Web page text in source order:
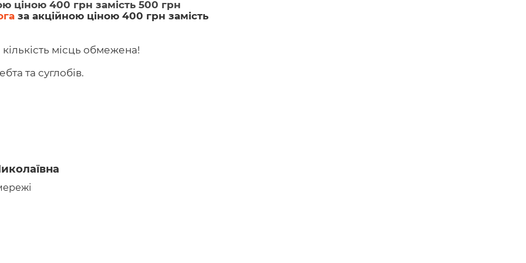
ціною 400 грн замість 500 грн
за акційною ціною 400 грн замість
місць обмежена!
та суглобів.